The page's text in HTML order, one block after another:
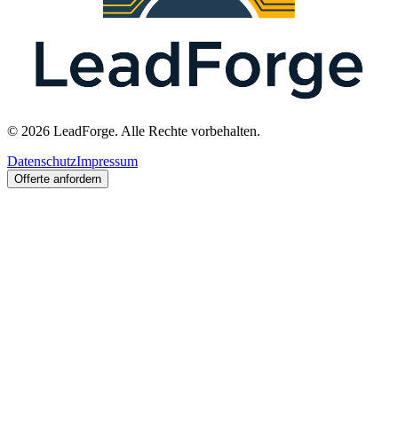
© 2026 LeadForge. Alle Rechte vorbehalten.
DatenschutzImpressum
Offerte anfordern